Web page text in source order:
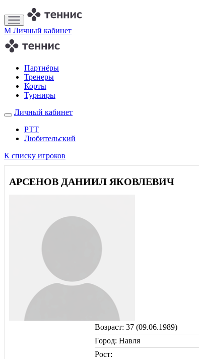
M Личный кабинет
Партнёры
Тренеры
Корты
Турниры
Личный кабинет
РТТ
Любительский
К списку игроков
АРСЕНОВ ДАНИИЛ ЯКОВЛЕВИЧ
Возраст: 37 (09.06.1989)
Город: Навля
Рост: